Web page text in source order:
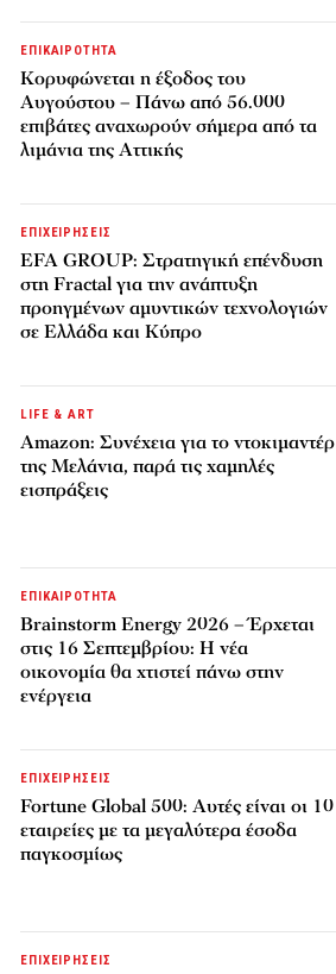
ΕΠΙΚΑΙΡΟΤΗΤΑ
Κορυφώνεται η έξοδος του
Αυγούστου – Πάνω από 56.000
επιβάτες αναχωρούν σήμερα από τα
λιμάνια της Αττικής
ΕΠΙΧΕΙΡΗΣΕΙΣ
EFA GROUP: Στρατηγική επένδυση
στη Fractal για την ανάπτυξη
προηγμένων αμυντικών τεχνολογιών
σε Ελλάδα και Κύπρο
LIFE & ART
Amazon: Συνέχεια για το ντοκιμαντέρ
της Μελάνια, παρά τις χαμηλές
εισπράξεις
ΕΠΙΚΑΙΡΟΤΗΤΑ
Brainstorm Energy 2026 – Έρχεται
στις 16 Σεπτεμβρίου: Η νέα
οικονομία θα χτιστεί πάνω στην
ενέργεια
ΕΠΙΧΕΙΡΗΣΕΙΣ
Fortune Global 500: Αυτές είναι οι 10
εταιρείες με τα μεγαλύτερα έσοδα
παγκοσμίως
ΕΠΙΧΕΙΡΗΣΕΙΣ